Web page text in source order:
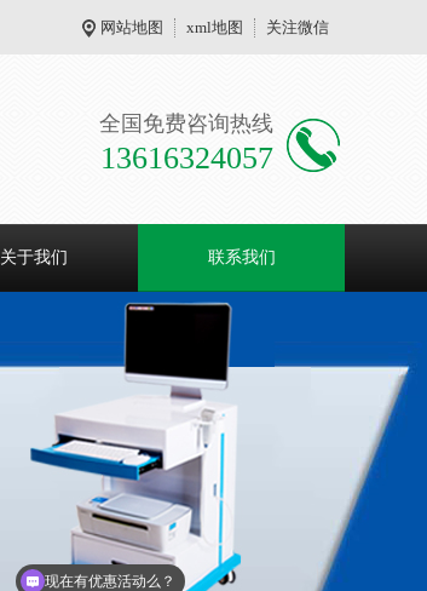
网站地图 xml地图 关注微信
全国免费咨询热线
13616324057
关于我们 联系我们
现在有优惠活动么？